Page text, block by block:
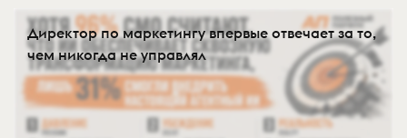
Директор по маркетингу впервые отвечает за то,
чем никогда не управлял